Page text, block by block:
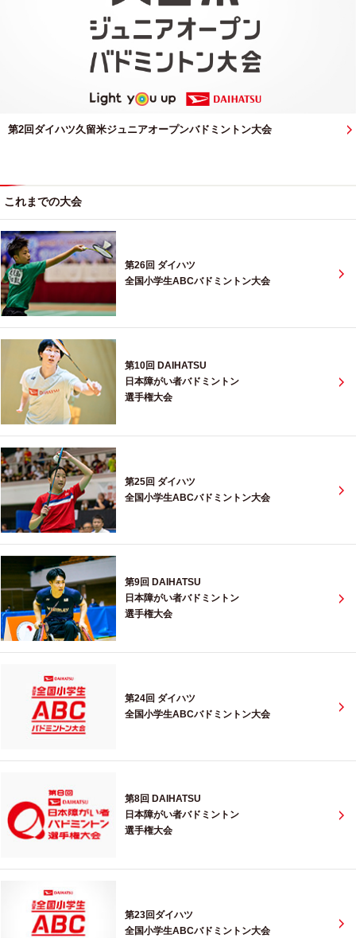
第2回ダイハツ久留米ジュニアオープンバドミントン大会
これまでの大会
第26回 ダイハツ
全国小学生ABCバドミントン大会
第10回 DAIHATSU
日本障がい者バドミントン
選手権大会
第25回 ダイハツ
全国小学生ABCバドミントン大会
第9回 DAIHATSU
日本障がい者バドミントン
選手権大会
第24回 ダイハツ
全国小学生ABCバドミントン大会
第8回 DAIHATSU
日本障がい者バドミントン
選手権大会
第23回ダイハツ
全国小学生ABCバドミントン大会